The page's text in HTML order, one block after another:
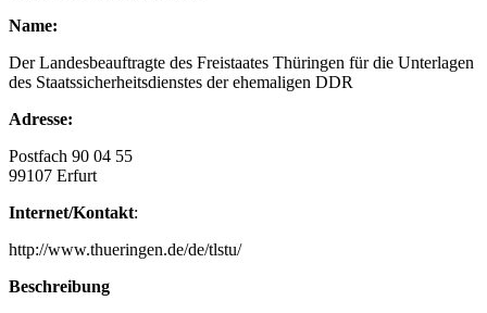
Name:
Der Landesbeauftragte des Freistaates Thüringen für die Unterlagen
des Staatssicherheitsdienstes der ehemaligen DDR
Adresse:
Postfach 90 04 55
99107 Erfurt
Internet/Kontakt:
http://www.thueringen.de/de/tlstu/
Beschreibung